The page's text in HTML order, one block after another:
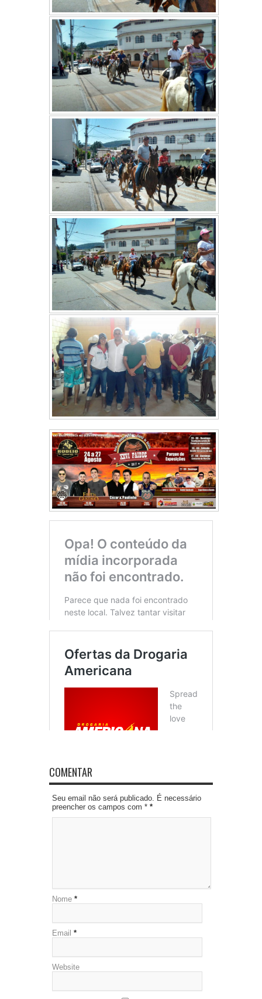
COMENTAR
Seu email não será publicado. É necessário
preencher os campos com * *
Nome *
Email *
Website